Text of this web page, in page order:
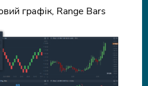
графік, Range Bars